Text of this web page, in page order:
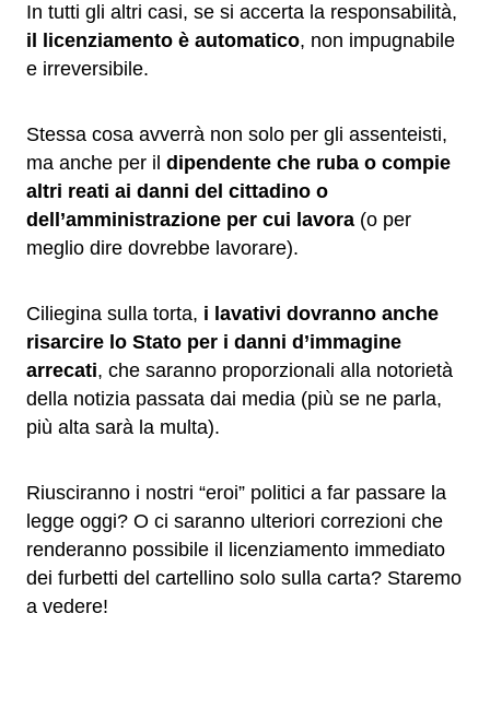
In tutti gli altri casi, se si accerta la responsabilità,
il licenziamento è automatico, non impugnabile
e irreversibile.
Stessa cosa avverrà non solo per gli assenteisti,
ma anche per il dipendente che ruba o compie
altri reati ai danni del cittadino o
dell’amministrazione per cui lavora (o per
meglio dire dovrebbe lavorare).
Ciliegina sulla torta, i lavativi dovranno anche
risarcire lo Stato per i danni d’immagine
arrecati, che saranno proporzionali alla notorietà
della notizia passata dai media (più se ne parla,
più alta sarà la multa).
Riusciranno i nostri “eroi” politici a far passare la
legge oggi? O ci saranno ulteriori correzioni che
renderanno possibile il licenziamento immediato
dei furbetti del cartellino solo sulla carta? Staremo
a vedere!